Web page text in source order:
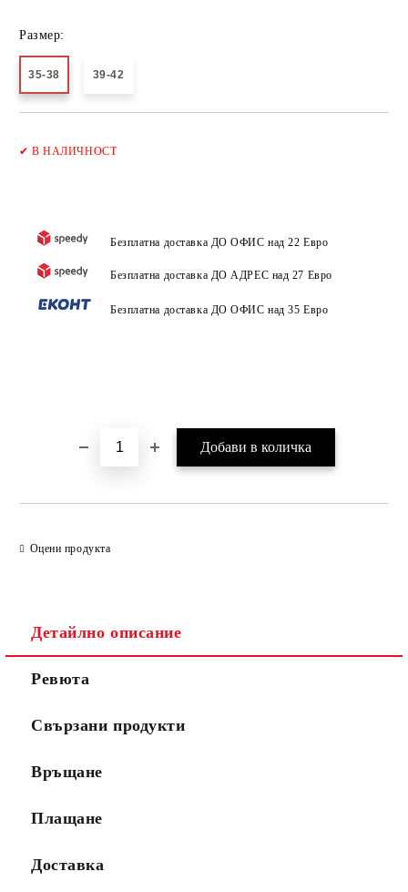
Размер:
35-38 39-42
✔В НАЛИЧНОСТ
Безплатна доставка ДО ОФИС над 22 Евро
Безплатна доставка ДО АДРЕС над 27 Евро
Безплатна доставка ДО ОФИС над 35 Евро
Оцени продукта
Детайлно описание
Ревюта
Свързани продукти
Връщане
Плащане
Доставка